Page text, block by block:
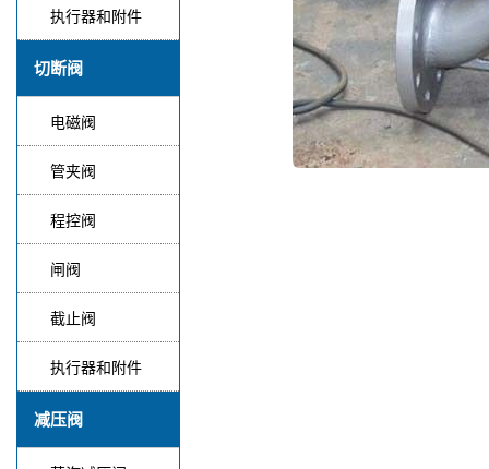
执行器和附件
切断阀
电磁阀
管夹阀
程控阀
闸阀
截止阀
执行器和附件
减压阀